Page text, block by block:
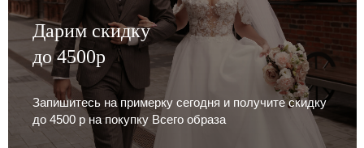
Дарим скидку
до 4500р
Запишитесь на примерку сегодня и получите скидку
до 4500 р на покупку Всего образа